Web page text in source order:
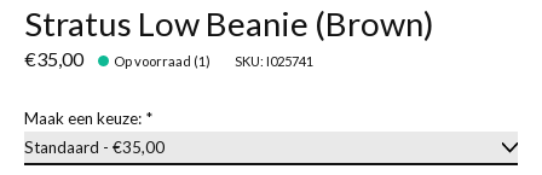
Stratus Low Beanie (Brown)
€35,00 Op voorraad (1) SKU: I025741
Maak een keuze: *